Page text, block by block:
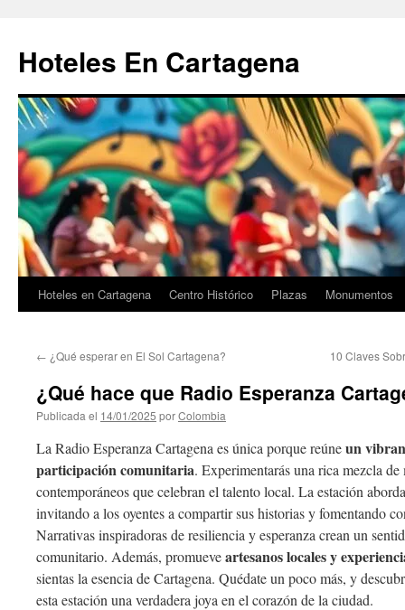
contenido
Hoteles En Cartagena
Hoteles en Cartagena Centro Histórico Plazas Monumentos
← ¿Qué esperar en El Sol Cartagena? 10 Claves
¿Qué hace que Radio Esperanza
Publicada el 14/01/2025 porColombia
La Radio Esperanza Cartagena es única porque reúneun
participación comunitaria. Experimentarás una rica mezcla
contemporáneos que celebran el talento local. La estación
invitando a los oyentes a compartir sus historias y fomentando
Narrativas inspiradoras de resiliencia y esperanza crean un
comunitario. Además, promueveartesanos locales y
sientas la esencia de Cartagena. Quédate un poco más, y
esta estación una verdadera joya en el corazón de la ciudad.